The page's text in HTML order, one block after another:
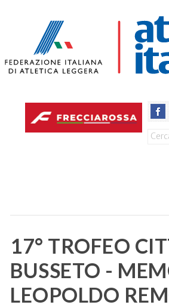
17° TROFEO
BUSSETO -
LEOPOLDO